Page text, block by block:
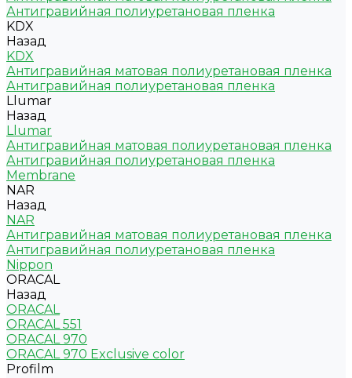
Антигравийная полиуретановая пленка
KDX
Назад
KDX
Антигравийная матовая полиуретановая пленка
Антигравийная полиуретановая пленка
Llumar
Назад
Llumar
Антигравийная матовая полиуретановая пленка
Антигравийная полиуретановая пленка
Membrane
NAR
Назад
NAR
Антигравийная матовая полиуретановая пленка
Антигравийная полиуретановая пленка
Nippon
ORACAL
Назад
ORACAL
ORACAL 551
ORACAL 970
ORACAL 970 Exclusive color
Profilm